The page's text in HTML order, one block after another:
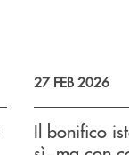
27 FEB 2026
Il bonifico